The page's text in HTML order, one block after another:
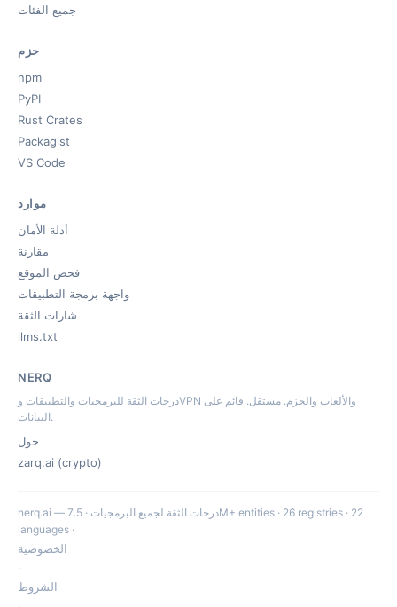
جميع الفئات
حزم
npm
PyPI
Rust Crates
Packagist
VS Code
موارد
أدلة الأمان
مقارنة
فحص الموقع
واجهة برمجة التطبيقات
شارات الثقة
llms.txt
NERQ
درجات الثقة للبرمجيات والتطبيقات وVPN والألعاب والحزم. مستقل. قائم على
البيانات.
حول
zarq.ai (crypto)
nerq.ai — درجات الثقة لجميع البرمجيات · 7.5M+ entities · 26 registries · 22
languages ·
الخصوصية
·
الشروط